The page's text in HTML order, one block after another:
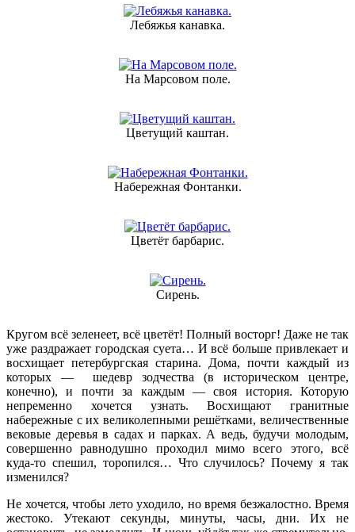
Лебяжья канавка.
На Марсовом поле.
Цветущий каштан.
Набережная Фонтанки.
Цветёт барбарис.
Сирень.
Кругом всё зеленеет, всё цветёт! Полный восторг! Даже не так
уже раздражает городская суета… И всё больше привлекает и
восхищает петербургская старина. Дома, почти каждый из
которых — шедевр зодчества (в историческом центре,
конечно), и почти за каждым — своя история. Которую
непременно хочется узнать. Восхищают гранитные
набережные с их великолепными решётками, величественные
вековые деревья в садах и парках. А ведь, будучи молодым,
совершенно равнодушно проходил мимо всего этого, всё
куда-то спешил, торопился… Что случилось? Почему я так
изменился?
Не хочется, чтобы лето уходило, но время безжалостно. Время
жестоко. Утекают секунды, минуты, часы, дни. Их не